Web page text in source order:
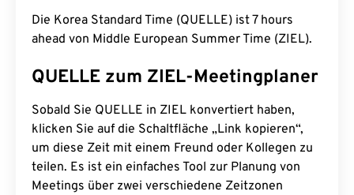
Die Korea Standard Time (QUELLE) ist 7 hours
ahead von Middle European Summer Time (ZIEL).
QUELLE zum ZIEL-Meetingplaner
Sobald Sie QUELLE in ZIEL konvertiert haben,
klicken Sie auf die Schaltfläche „Link kopieren“,
um diese Zeit mit einem Freund oder Kollegen zu
teilen. Es ist ein einfaches Tool zur Planung von
Meetings über zwei verschiedene Zeitzonen